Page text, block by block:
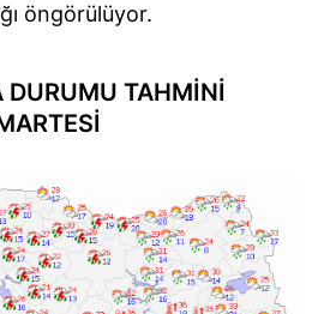
öngörülüyor.
DURUMU TAHMİNİ